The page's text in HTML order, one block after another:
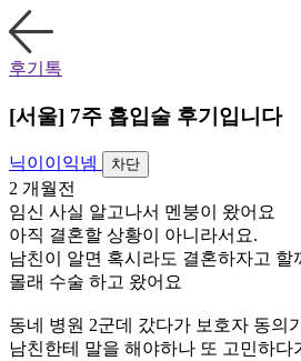
후기톡
[서울] 7주 흡입술 후기입니다
닉이이익넴 차단
2 개월전
임신 사실 알고나서 멘붕이 왔어요
아직 결혼할 상황이 아니라서요.
남친이 알면 혹시라도 결혼하자고
몰래 수술 하고 왔어요
동네 병원 2군데 갔다가 보호자 동의
남친한테 말을 해야하나 또 고민하다